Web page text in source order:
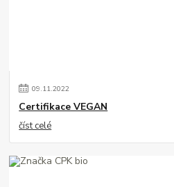
09.11.2022
Certifikace VEGAN
číst celé